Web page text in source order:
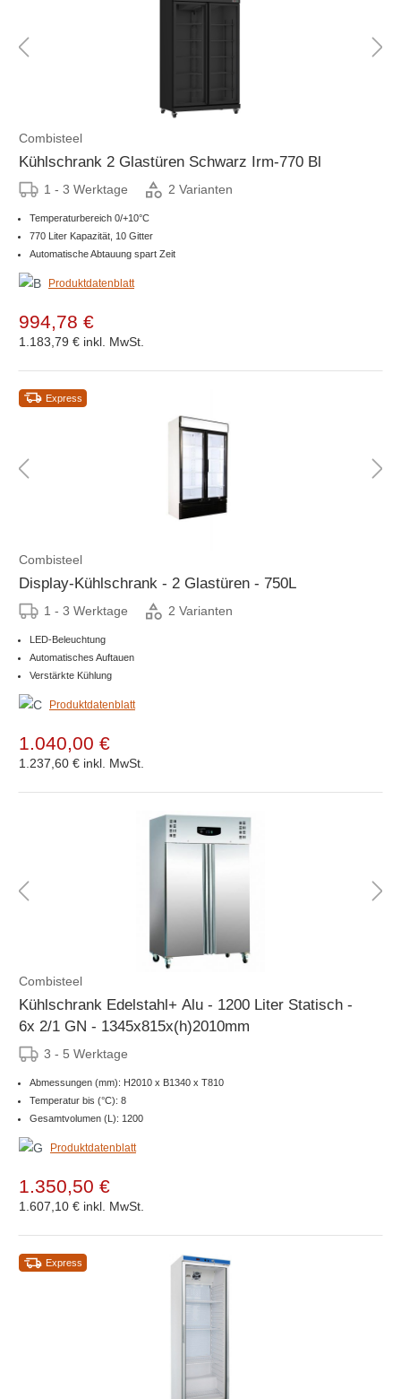
Combisteel
Kühlschrank 2 Glastüren Schwarz Irm-770 Bl
1 - 3 Werktage 2 Varianten
Temperaturbereich 0/+10°C
770 Liter Kapazität, 10 Gitter
Automatische Abtauung spart Zeit
Produktdatenblatt
994,78 €
1.183,79 € inkl. MwSt.
Express
Combisteel
Display-Kühlschrank - 2 Glastüren - 750L
1 - 3 Werktage 2 Varianten
LED-Beleuchtung
Automatisches Auftauen
Verstärkte Kühlung
Produktdatenblatt
1.040,00 €
1.237,60 € inkl. MwSt.
Combisteel
Kühlschrank Edelstahl+ Alu - 1200 Liter Statisch -
6x 2/1 GN - 1345x815x(h)2010mm
3 - 5 Werktage
Abmessungen (mm): H2010 x B1340 x T810
Temperatur bis (°C): 8
Gesamtvolumen (L): 1200
Produktdatenblatt
1.350,50 €
1.607,10 € inkl. MwSt.
Express